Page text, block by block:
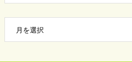
月を選択